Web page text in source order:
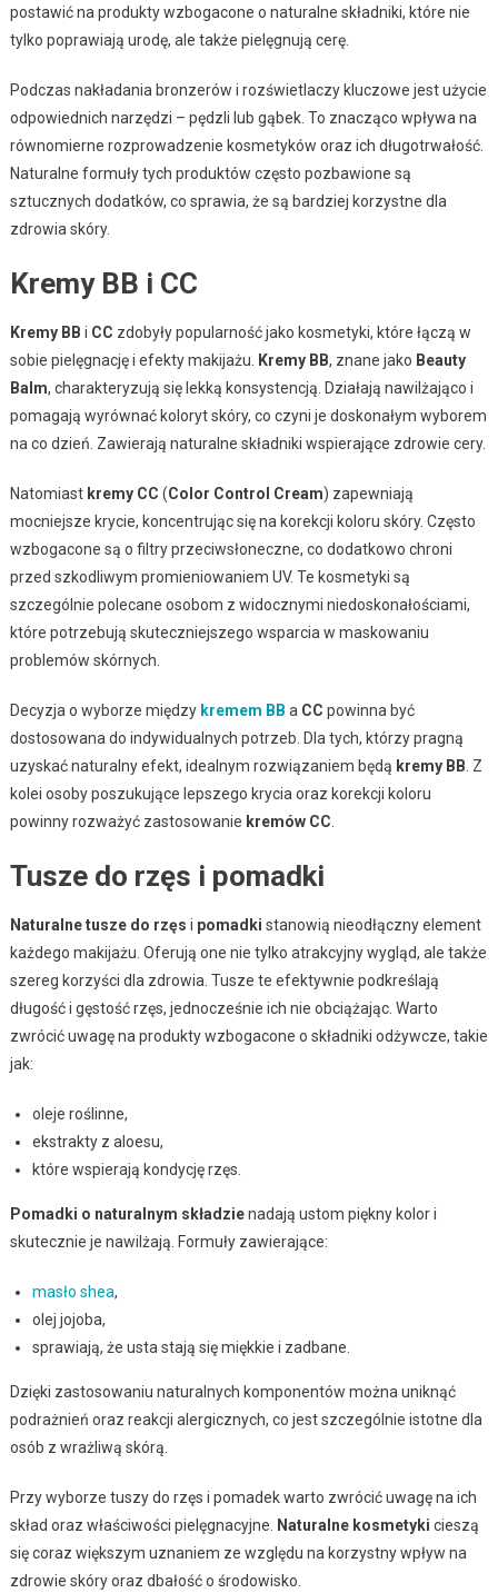
postawić na produkty wzbogacone o naturalne składniki, które nie
tylko poprawiają urodę, ale także pielęgnują cerę.
Podczas nakładania bronzerów i rozświetlaczy kluczowe jest użycie
odpowiednich narzędzi – pędzli lub gąbek. To znacząco wpływa na
równomierne rozprowadzenie kosmetyków oraz ich długotrwałość.
Naturalne formuły tych produktów często pozbawione są
sztucznych dodatków, co sprawia, że są bardziej korzystne dla
zdrowia skóry.
Kremy BB i CC
Kremy BB i CC zdobyły popularność jako kosmetyki, które łączą w
sobie pielęgnację i efekty makijażu.
Kremy BB, znane jako Beauty
Balm, charakteryzują się lekką konsystencją. Działają nawilżająco i
pomagają wyrównać koloryt skóry, co czyni je doskonałym wyborem
na co dzień. Zawierają naturalne składniki wspierające zdrowie cery.
Natomiast kremy CC (Color Control Cream) zapewniają
mocniejsze krycie, koncentrując się na korekcji koloru skóry. Często
wzbogacone są o filtry przeciwsłoneczne, co dodatkowo chroni
przed szkodliwym promieniowaniem UV. Te kosmetyki są
szczególnie polecane osobom z widocznymi niedoskonałościami,
które potrzebują skuteczniejszego wsparcia w maskowaniu
problemów skórnych.
Decyzja o wyborze między kremem BB a CC powinna być
dostosowana do indywidualnych potrzeb. Dla tych, którzy pragną
uzyskać naturalny efekt, idealnym rozwiązaniem będą kremy BB . Z
kolei osoby poszukujące lepszego krycia oraz korekcji koloru
powinny rozważyć zastosowanie kremów CC
Tusze do rzęs i pomadki
Naturalne tusze do rzęs i pomadki stanowią nieodłączny element
każdego makijażu. Oferują one nie tylko atrakcyjny wygląd, ale także
szereg korzyści dla zdrowia. Tusze te efektywnie podkreślają
długość i gęstość rzęs, jednocześnie ich nie obciążając. Warto
zwrócić uwagę na produkty wzbogacone o składniki odżywcze, takie
jak:
oleje roślinne,
ekstrakty z aloesu,
które wspierają kondycję rzęs.
Pomadki o naturalnym składzienadają ustom piękny kolor i
skutecznie je nawilżają. Formuły zawierające:
masło shea,
olej jojoba,
sprawiają, że usta stają się miękkie i zadbane.
Dzięki zastosowaniu naturalnych komponentów można uniknąć
podrażnień oraz reakcji alergicznych, co jest szczególnie istotne dla
osób z wrażliwą skórą.
Przy wyborze tuszy do rzęs i pomadek warto zwrócić uwagę na ich
skład oraz właściwości pielęgnacyjne.
Naturalne kosmetyki cieszą
się coraz większym uznaniem ze względu na korzystny wpływ na
zdrowie skóry oraz dbałość o środowisko.